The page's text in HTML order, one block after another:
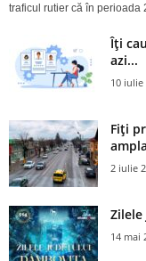
traficul rutier că în perioada
Îți
azi...
10 iulie
Fiți
2 iulie
Zilele
14 mai